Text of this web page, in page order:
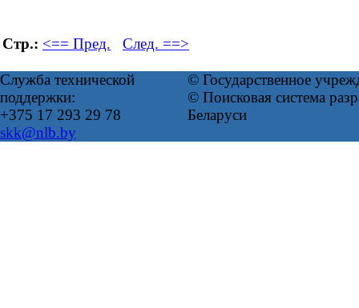
Стр.: <== Пред. След. ==>
Служба технической
поддержки:
+375 17 293 29 78
skk@nlb.by
© Государственное
© Поисковая система
Беларуси